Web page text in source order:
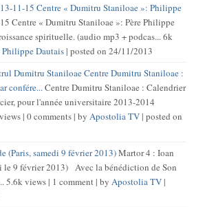
11-15 Centre « Dumitru Staniloae »: Philippe
Centre « Dumitru Staniloae »: Père Philippe
spirituelle. (audio mp3 + podcas...6k
Philippe Dautais| posted on 24/11/2013
Centre Dumitru Staniloae :
confére...Centre Dumitru Staniloae : Calendrier
pour l'année universitaire 2013-2014
| 0 comments| by Apostolia TV| posted on
(Paris, samedi 9 février 2013)Martor 4 : Ioan
Avec la bénédiction de Son
5.6k views| 1 comment| by Apostolia TV|